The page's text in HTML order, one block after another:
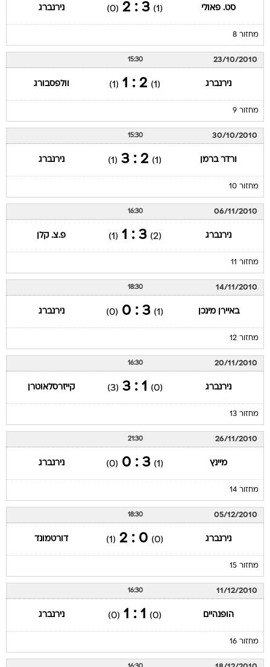
סט. פאולי (1)
3 : 2
(0) נירנברג
מחזור 8
23/10/2010
15:30
נירנברג (1)
2 : 1
(1) וולפסבורג
מחזור 9
30/10/2010
15:30
ורדר ברמן (1)
2 : 3
(1) נירנברג
מחזור 10
06/11/2010
16:30
נירנברג (2)
3 : 1
(1) פ.צ. קלן
מחזור 11
14/11/2010
18:30
באיירן מינכן (1)
3 : 0
(0) נירנברג
מחזור 12
20/11/2010
16:30
נירנברג (0)
1 : 3
(3) קייזרסלאוטרן
מחזור 13
26/11/2010
21:30
מיינץ (1)
3 : 0
(0) נירנברג
מחזור 14
05/12/2010
18:30
נירנברג (0)
0 : 2
(1) דורטמונד
מחזור 15
11/12/2010
16:30
הופנהיים (0)
1 : 1
(0) נירנברג
מחזור 16